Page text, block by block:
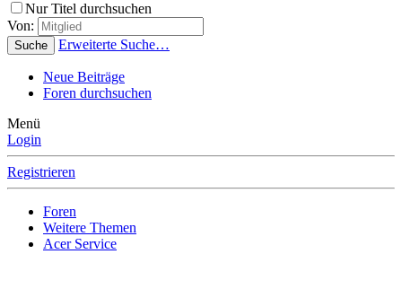
Nur Titel durchsuchen
Von:
Suche Erweiterte Suche…
Neue Beiträge
Foren durchsuchen
Menü
Login
Registrieren
Foren
Weitere Themen
Acer Service